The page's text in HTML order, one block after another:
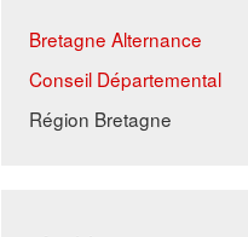
Bretagne Alternance
Conseil Départemental
Région Bretagne